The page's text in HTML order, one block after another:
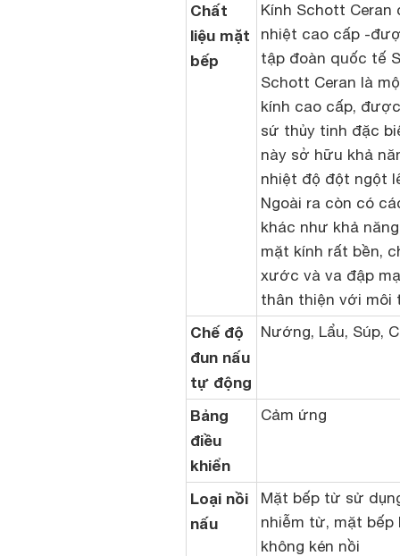
Chất
liệu mặt
bếp
Kính Schott Ceran
nhiệt cao cấp -
tập đoàn quốc tế
Schott Ceran là
kính cao cấp,
sứ thủy tinh đặc
này sở hữu khả
nhiệt độ đột ngột
Ngoài ra còn có
khác như khả
mặt kính rất bền,
xước và va đập
thân thiện với môi
Chế độ
đun nấu
tự động
Nướng, Lẩu, Súp,
Bảng
điều
khiển
Cảm ứng
Loại nồi
nấu
Mặt bếp từ sử
nhiễm từ, mặt bếp
không kén nồi